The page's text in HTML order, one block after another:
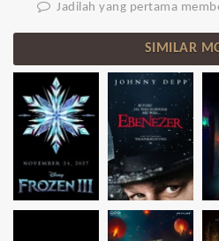
Jadilah yang pertama
SIMILAR